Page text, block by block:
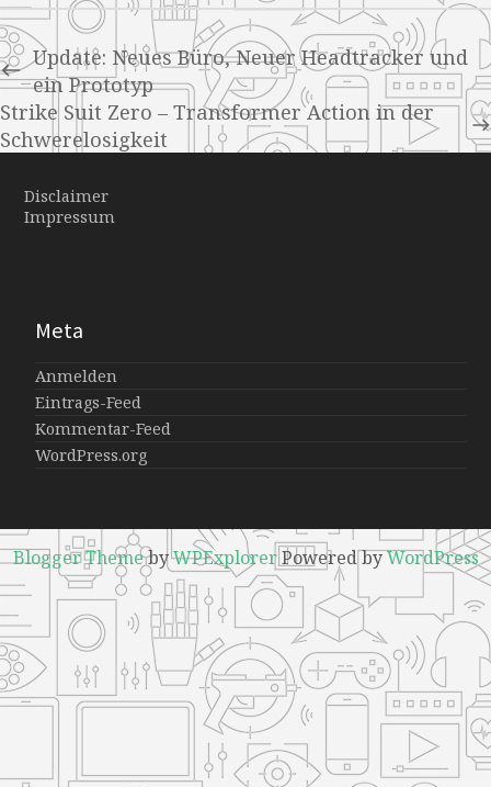
Update: Neues Büro, Neuer Headtracker und
ein Prototyp
Strike Suit Zero – Transformer Action in der
Schwerelosigkeit
Disclaimer
Impressum
Meta
Anmelden
Eintrags-Feed
Kommentar-Feed
WordPress.org
Blogger ThemebyWPExplorerPowered byWordPress